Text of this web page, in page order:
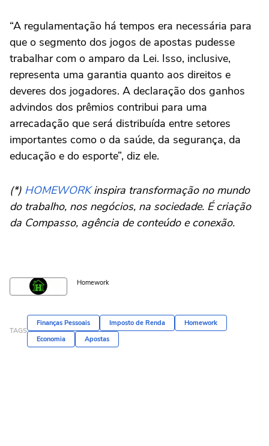
“A regulamentação há tempos era necessária para
que o segmento dos jogos de apostas pudesse
trabalhar com o amparo da Lei. Isso, inclusive,
representa uma garantia quanto aos direitos e
deveres dos jogadores. A declaração dos ganhos
advindos dos prêmios contribui para uma
arrecadação que será distribuída entre setores
importantes como o da saúde, da segurança, da
educação e do esporte”, diz ele.
(*) HOMEWORKinspira transformação no mundo
do trabalho, nos negócios, na sociedade. É criação
da Compasso, agência de conteúdo e conexão.
Homework
TAGS
Finanças Pessoais Imposto de Renda
Homework
Economia
Apostas